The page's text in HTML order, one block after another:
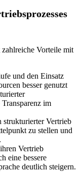
Vorteile mit
und den Einsatz
besser genutzt
im
Vertrieb
zu stellen und
Vertrieb
eine bessere
deutlich steigern.